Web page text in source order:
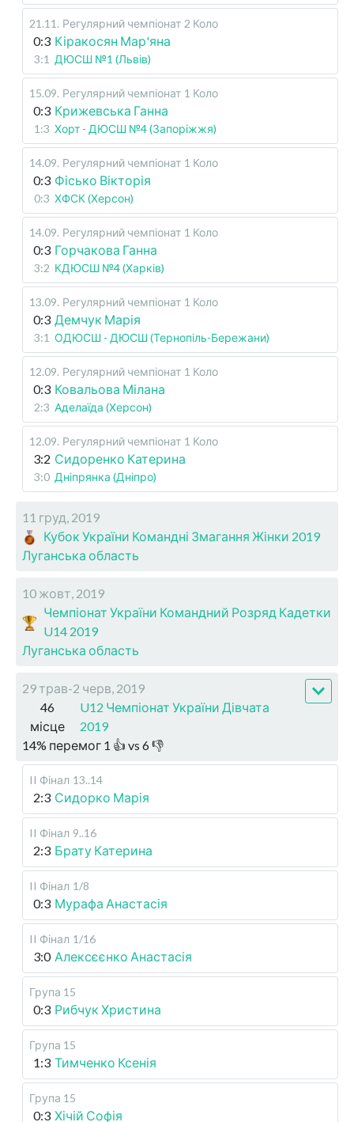
21.11 . Регулярний чемпіонат 2 Коло
0:3 Кіракосян Мар'яна
3:1 ДЮСШ №1 (Львів)
15.09. Регулярний чемпіонат 1 Коло
0:3 Крижевська Ганна
1:3 Хорт - ДЮСШ №4 (Запоріжжя)
14.09. Регулярний чемпіонат 1 Коло
0:3 Фісько Вікторія
0:3 ХФСК (Херсон)
14.09. Регулярний чемпіонат 1 Коло
0:3 Горчакова Ганна
3:2 КДЮСШ №4 (Харків)
13.09. Регулярний чемпіонат 1 Коло
0:3 Демчук Марія
3:1 ОДЮСШ - ДЮСШ (Тернопіль-Бережани)
12.09. Регулярний чемпіонат 1 Коло
0:3 Ковальова Мілана
2:3 Аделаїда (Херсон)
12.09. Регулярний чемпіонат 1 Коло
3:2 Сидоренко Катерина
3:0 Дніпрянка (Дніпро)
11 груд, 2019
Кубок України Командні Змагання Жінки 2019
Луганська область
10 жовт, 2019
Чемпіонат України Командний Розряд Кадетки
U14 2019
Луганська область
29 трав-2 черв, 2019
46
місце
U12 Чемпіонат України Дівчата
2019
14% перемог 1 👍 vs 6👎
II Фінал 13..14
2:3 Сидорко Марія
II Фінал 9..16
2:3 Брату Катерина
II Фінал 1/8
0:3 Мурафа Анастасія
II Фінал 1/16
3:0 Алексєєнко Анастасія
Група 15
0:3 Рибчук Христина
Група 15
1:3 Тимченко Ксенія
Група 15
0:3 Хічій Софія